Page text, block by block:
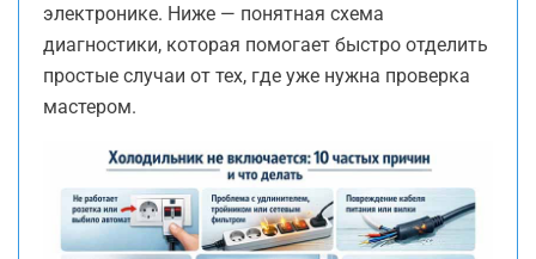
электронике. Ниже — понятная схема
диагностики, которая помогает быстро отделить
простые случаи от тех, где уже нужна проверка
мастером.